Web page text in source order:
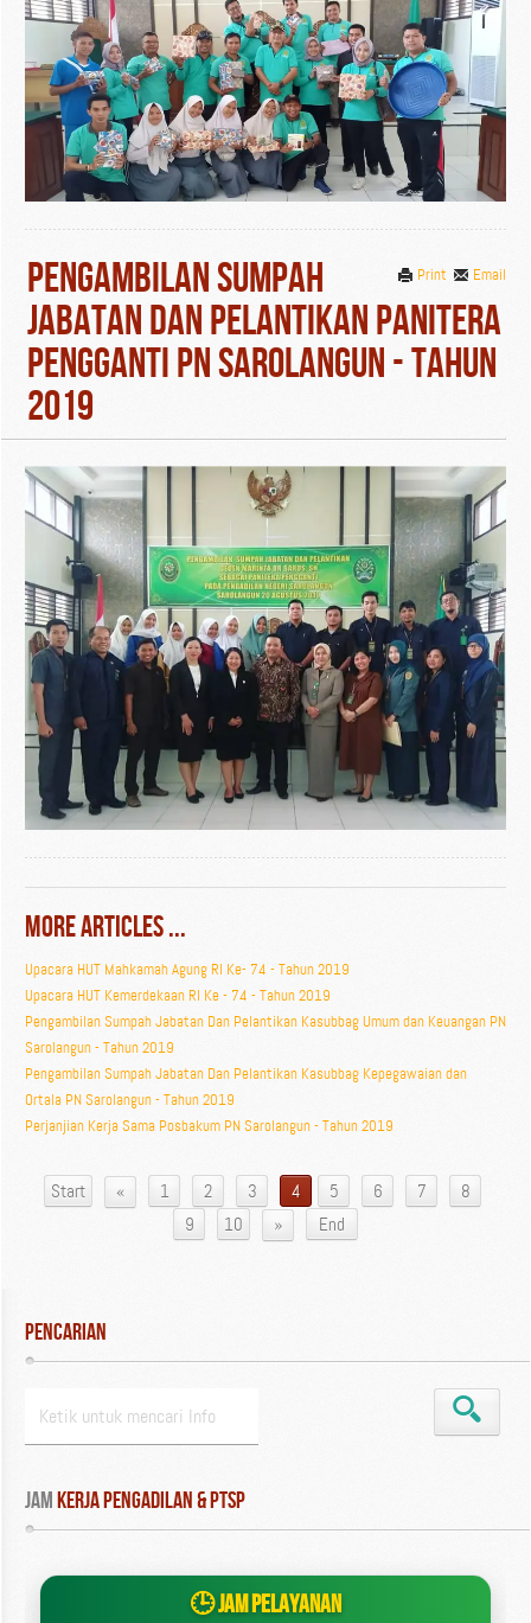
Email
Print
Pengambilan Sumpah
Jabatan Dan Pelantikan Panitera
Pengganti PN Sarolangun - Tahun
2019
More Articles ...
Upacara HUT Mahkamah Agung RI Ke- 74 - Tahun 2019
Upacara HUT Kemerdekaan RI Ke - 74 - Tahun 2019
Pengambilan Sumpah Jabatan Dan Pelantikan Kasubbag Umum dan Keuangan PN
Sarolangun - Tahun 2019
Pengambilan Sumpah Jabatan Dan Pelantikan Kasubbag Kepegawaian dan
Ortala PN Sarolangun - Tahun 2019
Perjanjian Kerja Sama Posbakum PN Sarolangun - Tahun 2019
Start « 1 2 3 4 5 6 7
8
9
10 » End
Pencarian
Jam Kerja Pengadilan & PTSP
🕒 JAM PELAYANAN